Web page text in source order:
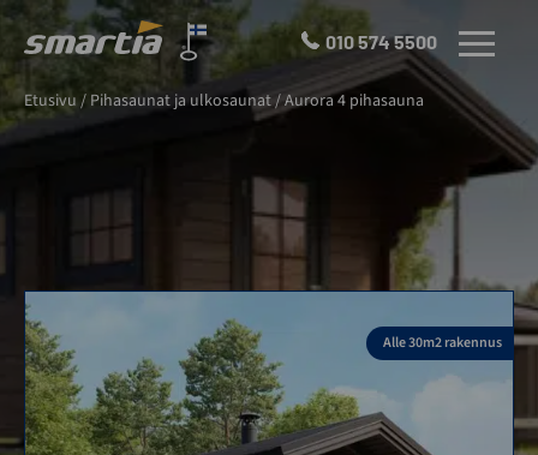
Skip
contentSmartia
Oy
010 574 5500 VALIKKO
Etusivu / Pihasaunat ja ulkosaunat/Aurora 4 pihasauna
Alle 30m2 rakennus